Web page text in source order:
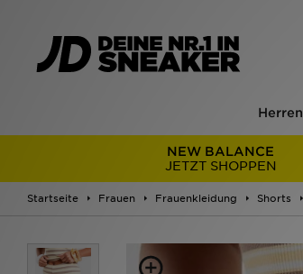
Herren
NEW BALANCE
JETZT SHOPPEN
Startseite Frauen Frauenkleidung Shorts